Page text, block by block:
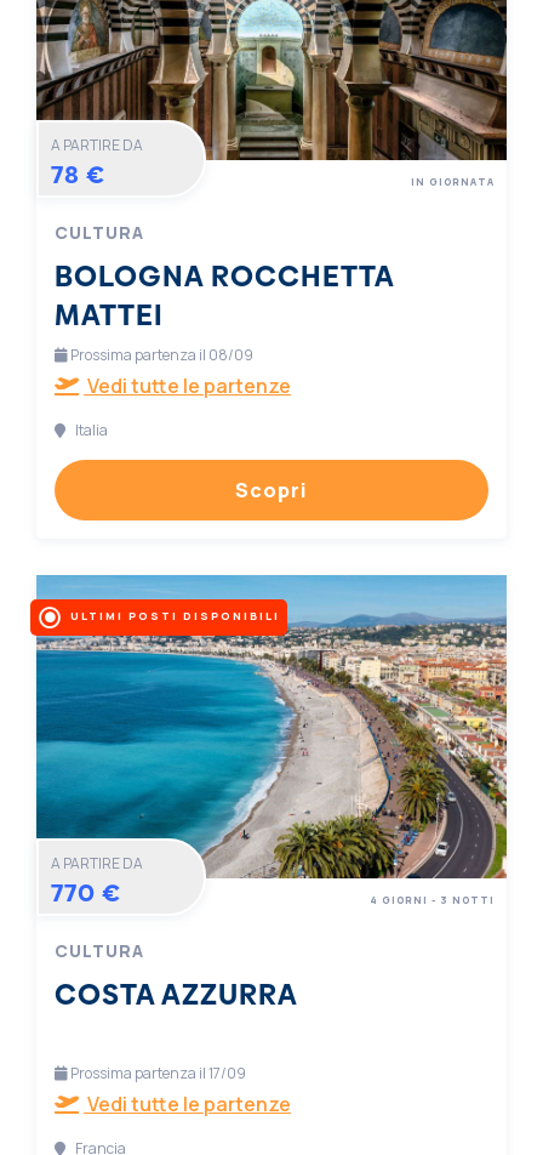
A PARTIRE DA
78 €
CULTURA
BOLOGNA ROCCHETTA
MATTEI
IN GIORNATA
Prossima partenza il 08/09
Vedi tutte le partenze
Italia
Scopri
ULTIMI POSTI DISPONIBILI
A PARTIRE DA
770 €
CULTURA
COSTA AZZURRA
4 GIORNI - 3 NOTTI
Prossima partenza il 17/09
Vedi tutte le partenze
Francia